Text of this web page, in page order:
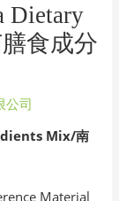
Dietary
食成分
公司
Mix/南
Material